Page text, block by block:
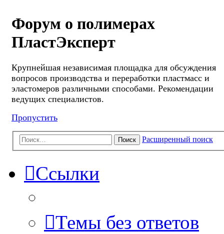
Форум о полимерах
ПластЭксперт
Крупнейшая независимая площадка для обсуждения
вопросов производства и переработки пластмасс и
эластомеров различными способами. Рекомендации
ведущих специалистов.
Пропустить
Поиск Расширенный поиск
Ссылки
Темы без ответов